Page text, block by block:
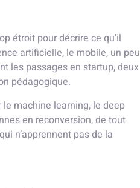
étroit pour décrire ce qu’il
artificielle, le mobile, un peu
les passages en startup, deux
pédagogique.
machine learning, le deep
en reconversion, de tout
n’apprennent pas de la